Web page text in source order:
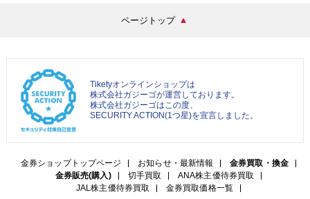
ページトップ
Tiketyオンラインショップは
株式会社ガジーゴが運営しております。
株式会社ガジーゴはこの度、
SECURITY ACTION(1つ星)を宣言しました。
金券ショップトップページ お知らせ・最新情報
金券買取・換金
金券販売(購入)
切手買取
ANA株主優待券買取
JAL株主優待券買取
金券買取価格一覧